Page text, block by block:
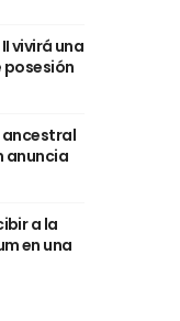
vivirá una
posesión
ancestral
anuncia
a la
en una